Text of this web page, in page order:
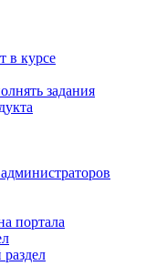
в курсе
задания
портала